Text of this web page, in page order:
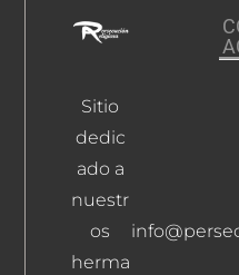
Sitio
dedic
ado a
nuestr
os
herma